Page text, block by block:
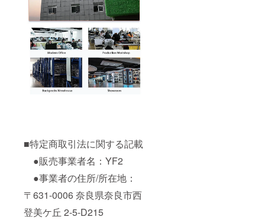
■特定商取引法に関する記載
●販売事業者名：YF2
●事業者の住所/所在地：
〒631-0006 奈良県奈良市西
登美ケ丘 2-5-D215